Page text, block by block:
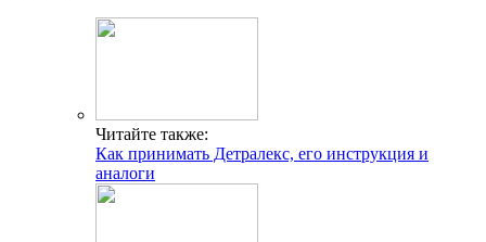
Читайте также:
Как принимать Детралекс, его инструкция и
аналоги